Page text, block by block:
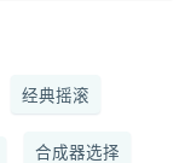
经典摇滚
合成器选择